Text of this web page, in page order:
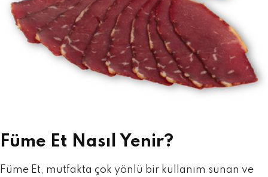
Füme Et Nasıl Yenir?
Füme Et, mutfakta çok yönlü bir kullanım sunan ve